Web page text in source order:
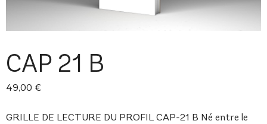
CAP 21 B
49,00 €
GRILLE DE LECTURE DU PROFIL CAP-21 B Né entre le